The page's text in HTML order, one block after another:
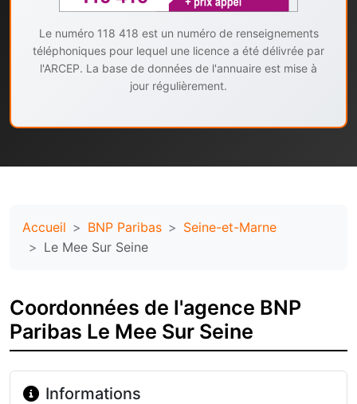
Le numéro 118 418 est un numéro de renseignements
téléphoniques pour lequel une licence a été délivrée par
l'ARCEP. La base de données de l'annuaire est mise à
jour régulièrement.
Accueil BNP Paribas
Seine-et-Marne
Le Mee Sur Seine
Coordonnées de l'agence BNP
Paribas Le Mee Sur Seine
Informations